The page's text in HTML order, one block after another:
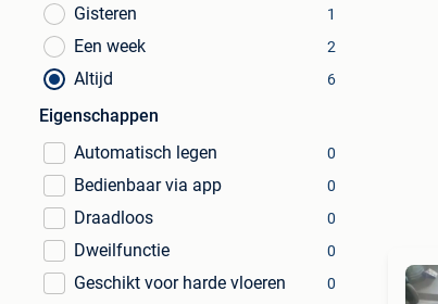
Gisteren 1
Een week 2
Altijd 6
Eigenschappen
Automatisch legen
0
Bedienbaar via app 0
Draadloos 0
Dweilfunctie 0
Geschikt voor harde vloeren 0